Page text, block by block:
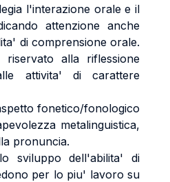
l'interazione orale e il
attenzione anche
di comprensione orale.
riservato alla riflessione
attivita' di carattere
fonetico/fonologico
metalinguistica,
pronuncia.
sviluppo dell'abilita' di
per lo piu' lavoro su